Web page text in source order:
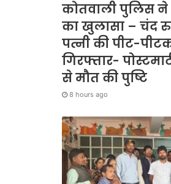
कोतवाली पुलिस ने
का खुलासा – चंद
पत्नी की पीट-
गिरफ्तार-
से मौत की पुष्टि
8 hours ago